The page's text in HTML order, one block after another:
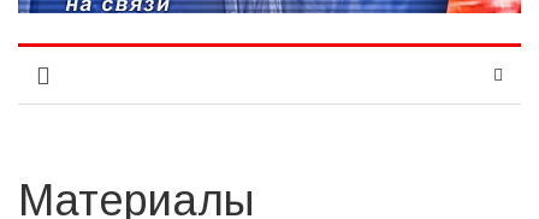
Материалы